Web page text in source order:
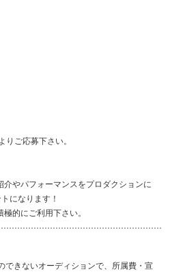
りご応募下さい。
やパフォーマンスをプロダクションに
になります！
的にご利用下さい。
できないオーディションで、所属費・宣